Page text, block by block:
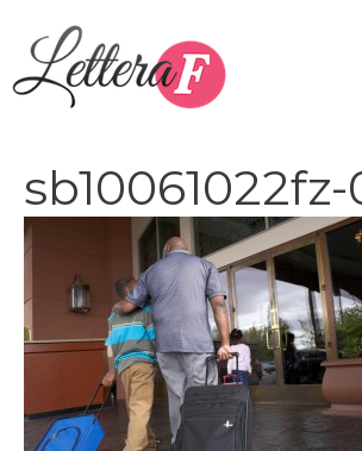
contenuto
sb10061022fz-